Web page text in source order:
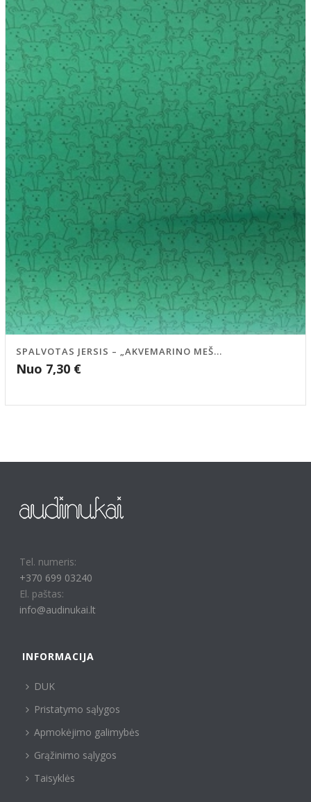
SPALVOTAS JERSIS – „AKVEMARINO MEŠ...
Nuo 7,30 €
Tel. numeris:
+370 699 03240
El. paštas:
info@audinukai.lt
INFORMACIJA
DUK
Pristatymo sąlygos
Apmokėjimo galimybės
Grąžinimo sąlygos
Taisyklės